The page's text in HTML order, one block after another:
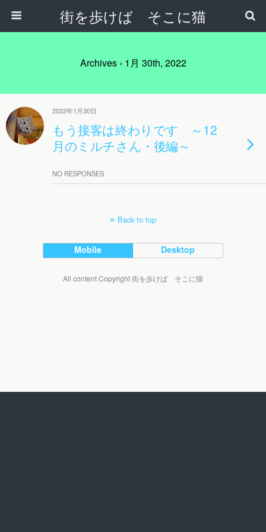
街を歩けば そこに猫
Archives › 1月 30th, 2022
2022年1月30日
もう接客は終わりです ～12
月のミルチさん・後編～
NO RESPONSES
Back to top
Mobile Desktop
All content Copyright 街を歩けば そこに猫